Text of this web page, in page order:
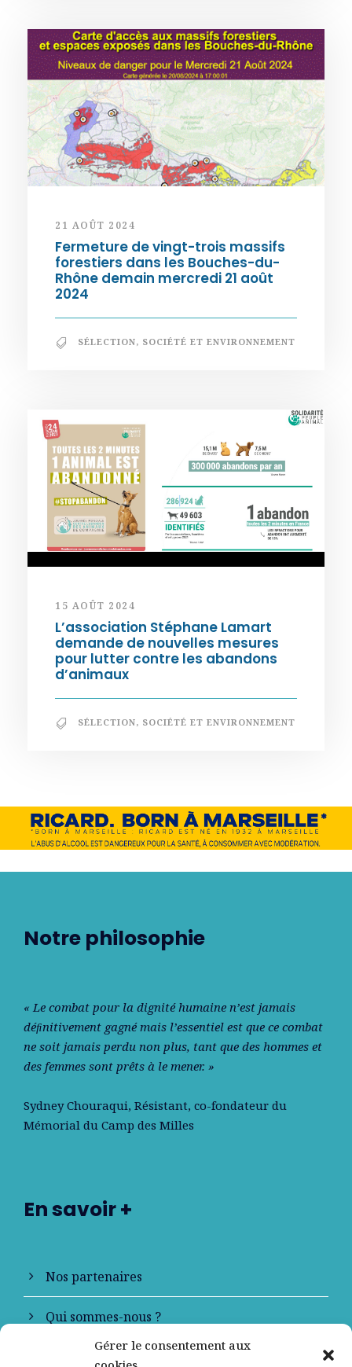
Gérer le consentement aux
21 AOÛT 2024
Fermeture de vingt-trois massifs
forestiers dans les Bouches-du-
Rhône demain mercredi 21 août
2024
SÉLECTION, SOCIÉTÉ ET ENVIRONNEMENT
15 AOÛT 2024
L’association Stéphane Lamart
demande de nouvelles mesures
pour lutter contre les abandons
d’animaux
SÉLECTION, SOCIÉTÉ ET ENVIRONNEMENT
Notre philosophie
« Le combat pour la dignité humaine n’est jamais
déﬁnitivement gagné mais l’essentiel est que ce combat
ne soit jamais perdu non plus, tant que des hommes et
des femmes sont prêts à le mener. »
Sydney Chouraqui, Résistant, co-fondateur du
Mémorial du Camp des Milles
En savoir +
Nos partenaires
Qui sommes-nous ?
Contactez-nous